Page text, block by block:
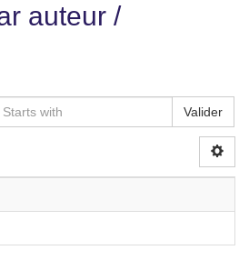
auteur /
Valider